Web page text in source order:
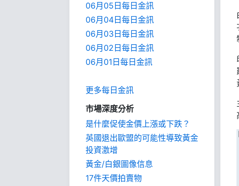
06月05日每日金訊
06月04日每日金訊
06月03日每日金訊
06月02日每日金訊
06月01日每日金訊
更多每日金訊
市場深度分析
是什麼促使金價上漲或下跌？
英國退出歐盟的可能性導致黃金
投資激增
黃金/白銀圖像信息
17件天價拍賣物